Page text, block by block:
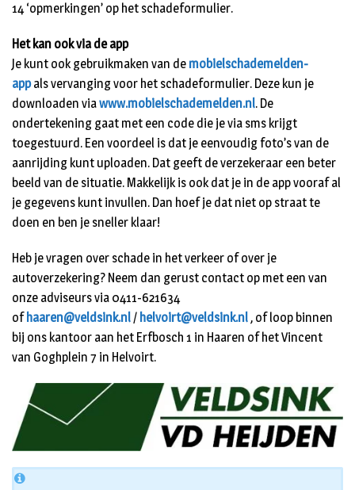
14 ‘opmerkingen’ op het schadeformulier.
Het kan ook via de app
Je kunt ook gebruikmaken van de mobielschademelden-
appals vervanging voor het schadeformulier. Deze kun je
downloaden viawww.mobielschademelden.nl. De
ondertekening gaat met een code die je via sms krijgt
toegestuurd. Een voordeel is dat je eenvoudig foto’s van de
aanrijding kunt uploaden. Dat geeft de verzekeraar een beter
beeld van de situatie. Makkelijk is ook dat je in de app vooraf al
je gegevens kunt invullen. Dan hoef je dat niet op straat te
doen en ben je sneller klaar!
Heb je vragen over schade in het verkeer of over je
autoverzekering? Neem dan gerust contact op met een van
onze adviseurs via 0411-621634
of haaren@veldsink.nl/ helvoirt@veldsink.nl , of loop binnen
bij ons kantoor aan het Erfbosch 1 in Haaren of het Vincent
van Goghplein 7 in Helvoirt.